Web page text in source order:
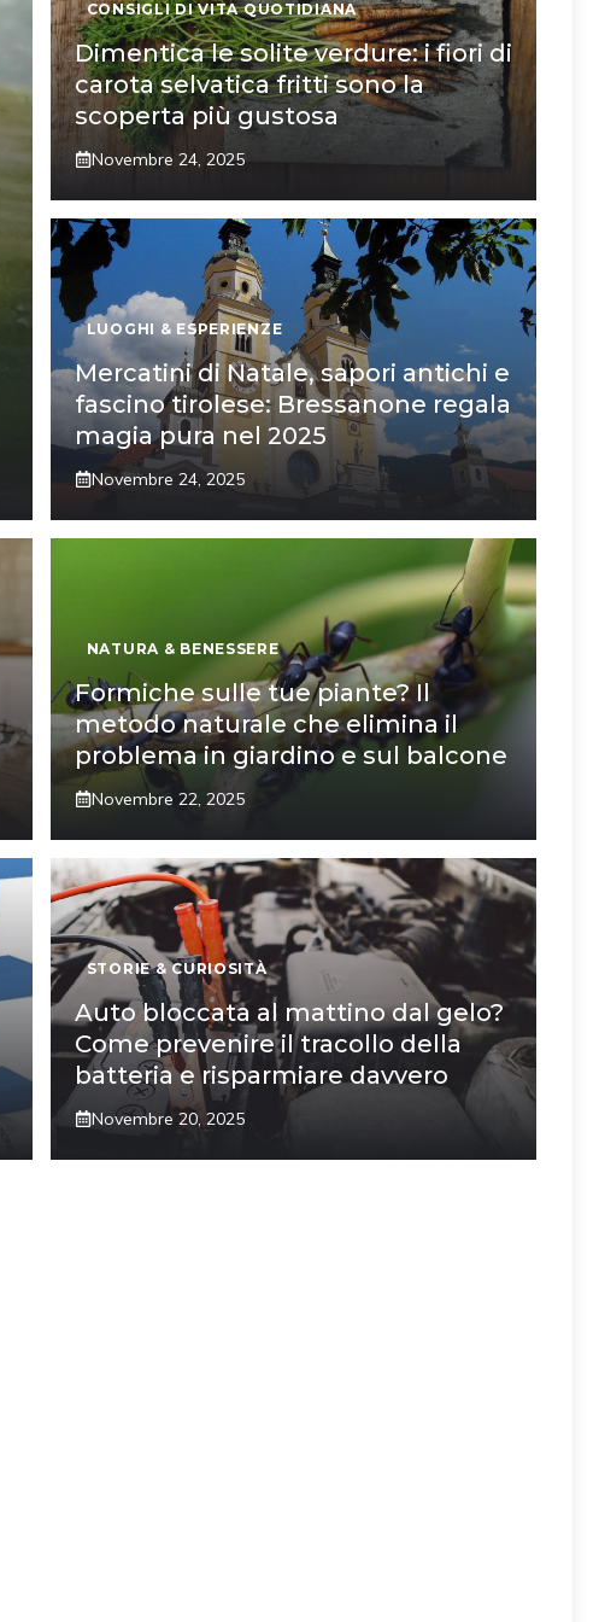
CONSIGLI DI VITA QUOTIDIANA
Dimentica le solite verdure: i fiori di
carota selvatica fritti sono la
scoperta più gustosa
Novembre 24, 2025
LUOGHI & ESPERIENZE
Mercatini di Natale, sapori antichi e
fascino tirolese: Bressanone regala
magia pura nel 2025
Novembre 24, 2025
NATURA & BENESSERE
Formiche sulle tue piante? Il
metodo naturale che elimina il
problema in giardino e sul balcone
Novembre 22, 2025
STORIE & CURIOSITÀ
Auto bloccata al mattino dal gelo?
Come prevenire il tracollo della
batteria e risparmiare davvero
Novembre 20, 2025